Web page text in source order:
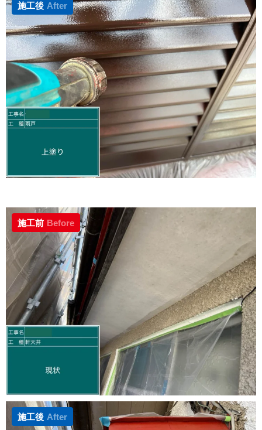
施工後 After
施工前 Before
施工後 After